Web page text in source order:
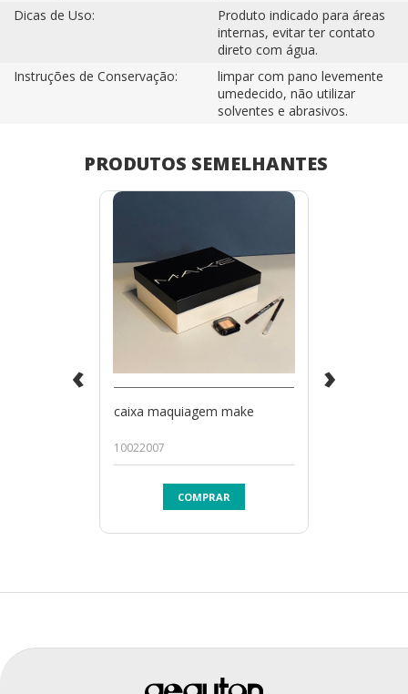
Dicas de Uso:
Produto indicado para áreas
internas, evitar ter contato
direto com água.
Instruções de Conservação:
limpar com pano levemente
umedecido, não utilizar
solventes e abrasivos.
PRODUTOS SEMELHANTES
caixa maquiagem make
10022007
COMPRAR
‹ ›